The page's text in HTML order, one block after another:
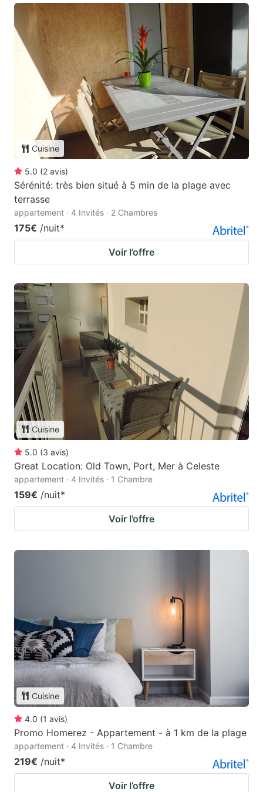
Cuisine
5.0 (2 avis)
Sérénité: très bien situé à 5 min de la plage avec
terrasse
appartement · 4 Invités · 2 Chambres
175€ /nuit*
Voir l’offre
Cuisine
5.0 (3 avis)
Great Location: Old Town, Port, Mer à Celeste
appartement · 4 Invités · 1 Chambre
159€ /nuit*
Voir l’offre
Cuisine
4.0 (1 avis)
Promo Homerez - Appartement - à 1 km de la plage
appartement · 4 Invités · 1 Chambre
219€ /nuit*
Voir l’offre